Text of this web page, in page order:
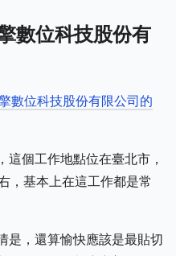
數位科技股份有
數位科技股份有限公司的
個工作地點位在臺北市，
，基本上在這工作都是常
是，還算愉快應該是最貼切